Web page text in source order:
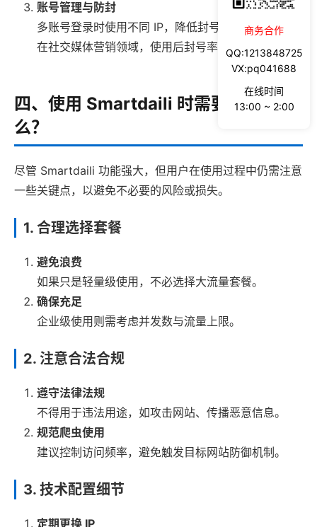
账号管理与防封
多账号登录时使用不同 IP，降低封号率。
在社交媒体营销领域，使用后封号率下降 60%。
四、使用 Smartdaili 时需要注意什
么？
尽管 Smartdaili 功能强大，但用户在使用过程中仍需注意
一些关键点，以避免不必要的风险或损失。
1. 合理选择套餐
避免浪费
如果只是轻量级使用，不必选择大流量套餐。
确保充足
企业级使用则需考虑并发数与流量上限。
2. 注意合法合规
遵守法律法规
不得用于违法用途，如攻击网站、传播恶意信息。
规范爬虫使用
建议控制访问频率，避免触发目标网站防御机制。
3. 技术配置细节
定期更换 IP
商务合作
QQ:1213848725
VX:pq041688
在线时间
13:00 ~ 2:00